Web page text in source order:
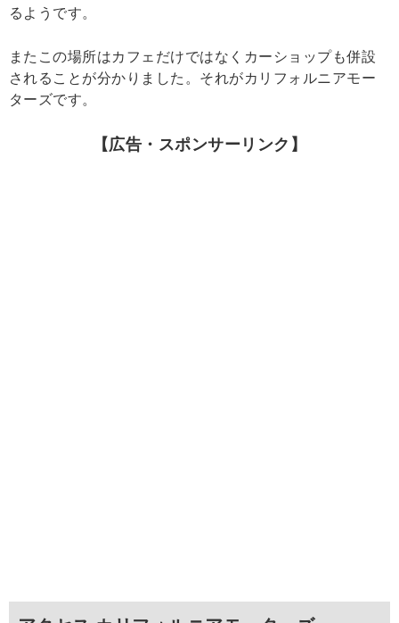
るようです。
またこの場所はカフェだけではなくカーショップも併設
されることが分かりました。それがカリフォルニアモー
ターズです。
【広告・スポンサーリンク】